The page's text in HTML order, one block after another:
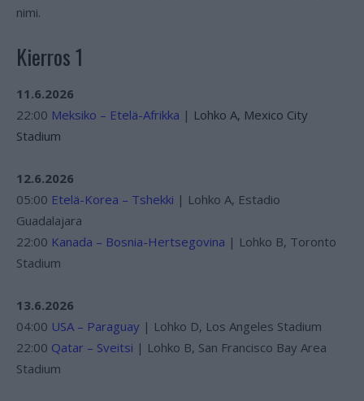
nimi.
Kierros 1
11.6.2026
22:00 Meksiko – Etelä-Afrikka | Lohko A, Mexico City
Stadium
12.6.2026
05:00 Etelä-Korea – Tshekki | Lohko A, Estadio
Guadalajara
22:00 Kanada – Bosnia-Hertsegovina | Lohko B, Toronto
Stadium
13.6.2026
04:00 USA – Paraguay | Lohko D, Los Angeles Stadium
22:00 Qatar – Sveitsi | Lohko B, San Francisco Bay Area
Stadium